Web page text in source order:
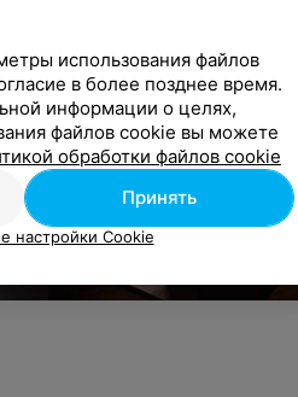
использования файлов
в более позднее время.
информации о целях,
файлов cookie вы можете
обработки файлов cookie
Принять
настройки Cookie